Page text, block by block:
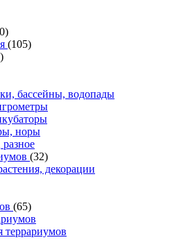
(105)
бассейны, водопады
норы
(32)
декорации
(65)
террариумов